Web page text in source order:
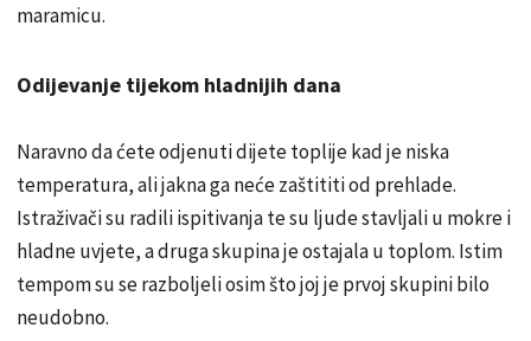
maramicu.
Odijevanje tijekom hladnijih dana
Naravno da ćete odjenuti dijete toplije kad je niska
temperatura, ali jakna ga neće zaštititi od prehlade.
Istraživači su radili ispitivanja te su ljude stavljali u mokre i
hladne uvjete, a druga skupina je ostajala u toplom. Istim
tempom su se razboljeli osim što joj je prvoj skupini bilo
neudobno.